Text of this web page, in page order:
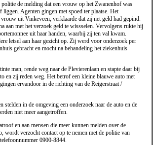
de melding dat een vrouw op het Zwanenhof was
liggen. Agenten gingen met spoed ter plaatse. Het
uit Vinkeveen, verklaarde dat zij net geld had gepind.
aan met het verzoek geld te wissselen. Vervolgens rukte hij
uit haar handen, waarbij zij ten val kwam.
letsel aan haar gezicht op. Zij werd voor onderzoek per
gebracht en mocht na behandeling het ziekenhuis
man, rende weg naar de Plevierenlaan en stapte daar bij
en zij reden weg. Het betrof een kleine blauwe auto met
ervandoor in de richting van de Reigerstraat /
stelden in de omgeving een onderzoek naar de auto en de
niet meer aangetroffen.
en aan mensen die meer kunnen melden over de
wordt verzocht contact op te nemen met de politie van
0900-8844.